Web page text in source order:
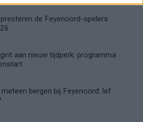
de Feyenoord-spelers
aan nieuw tijdperk: programma
bergen bij Feyenoord: lef